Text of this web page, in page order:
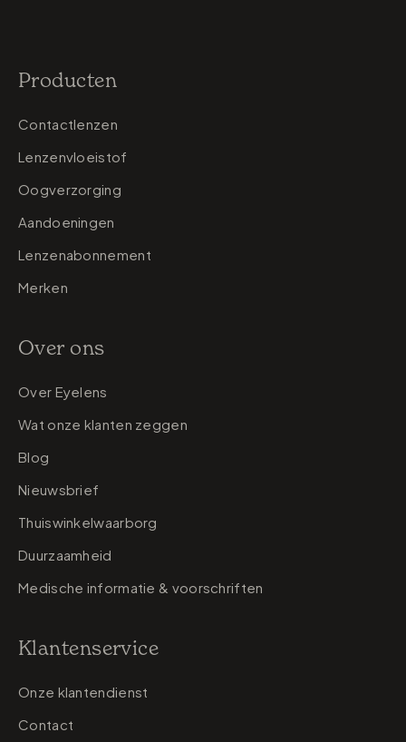
Producten
Contactlenzen
Lenzenvloeistof
Oogverzorging
Aandoeningen
Lenzenabonnement
Merken
Over ons
Over Eyelens
Wat onze klanten zeggen
Blog
Nieuwsbrief
Thuiswinkelwaarborg
Duurzaamheid
Medische informatie & voorschriften
Klantenservice
Onze klantendienst
Contact